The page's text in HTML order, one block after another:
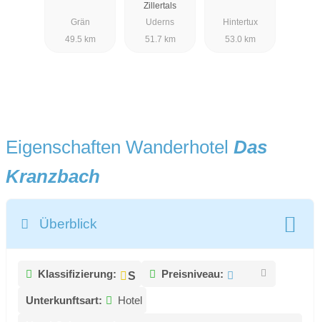
Grän
49.5 km
Zillertals
Uderns
51.7 km
Hintertux
53.0 km
Eigenschaften Wanderhotel Das
Kranzbach
Überblick
Klassifizierung: Preisniveau:
Unterkunftsart: Hotel